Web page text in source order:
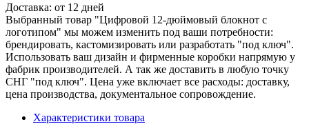
Доставка: от 12 дней
Выбранный товар "Цифровой 12-дюймовый блокнот с
логотипом" мы можем изменить под ваши потребности:
брендировать, кастомизировать или разработать "под ключ".
Использовать ваш дизайн и фирменные коробки напрямую у
фабрик производителей. А так же доставить в любую точку
СНГ "под ключ". Цена уже включает все расходы: доставку,
цена производства, документальное сопровождение.
Характеристики товара